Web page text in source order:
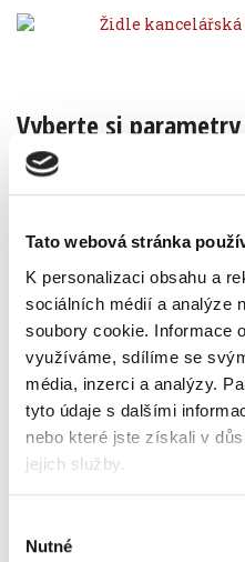
Tato webová stránka
K personalizaci obsahu a
sociálních médií a analýze
soubory cookie. Informace
využíváme, sdílíme se
média, inzerci a analýzy.
tyto údaje s dalšími
nebo které jste získali v
jejich služby.
souhlasu
Nutné
Vyberte si parametry
barva
Alternativní
otočná, výškově
posuvný sedák
synchronní mechanika SYB s krokovým
nastavením tuhosti
4 volby tuhosti a možnost blokace opěráku
ve 4 pozicích